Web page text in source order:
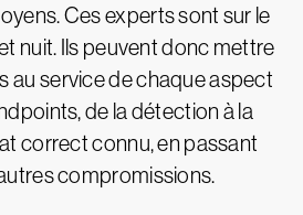
Ces experts sont sur le
nuit. Ils peuvent donc mettre
au service de chaque aspect
de la détection à la
correct connu, en passant
compromissions.